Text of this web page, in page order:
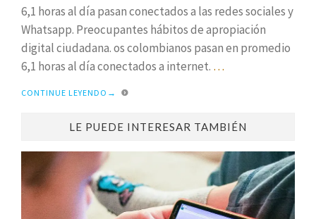
6,1 horas al día pasan conectados a las redes sociales y
Whatsapp. Preocupantes hábitos de apropiación
digital ciudadana. os colombianos pasan en promedio
6,1 horas al día conectados a internet. …
CONTINUE LEYENDO →
LE PUEDE INTERESAR TAMBIÉN